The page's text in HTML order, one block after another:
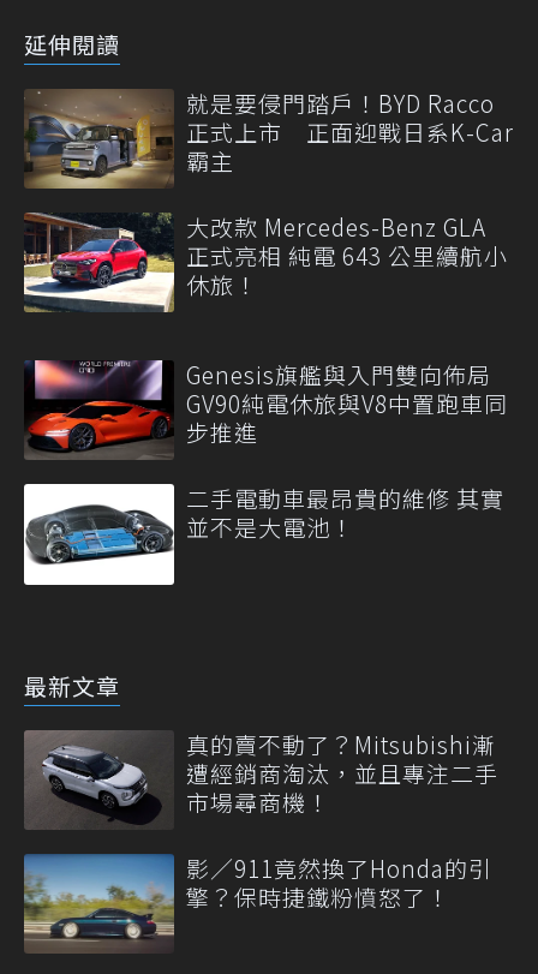
延伸閱讀
就是要侵門踏戶！BYD Racco
正式上市 正面迎戰日系K-Car
霸主
大改款 Mercedes-Benz GLA
正式亮相 純電 643 公里續航小
休旅！
Genesis旗艦與入門雙向佈局
GV90純電休旅與V8中置跑車同
步推進
二手電動車最昂貴的維修 其實
並不是大電池！
最新文章
真的賣不動了？Mitsubishi漸
遭經銷商淘汰，並且專注二手
市場尋商機！
影／911竟然換了Honda的引
擎？保時捷鐵粉憤怒了！